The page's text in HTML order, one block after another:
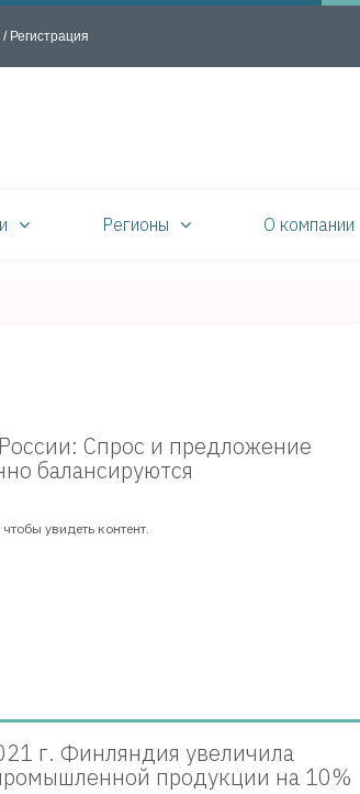
/ Регистрация
Регионы О компании
Спрос и предложение
балансируются
увидеть контент.
г. Финляндия увеличила
продукции на 10%